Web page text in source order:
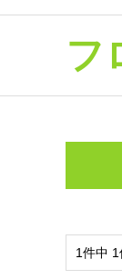
フ
1件中